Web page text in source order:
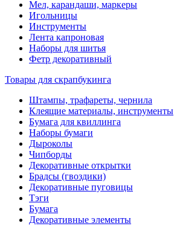
Мел, карандаши, маркеры
Игольницы
Инструменты
Лента капроновая
Наборы для шитья
Фетр декоративный
Товары для скрапбукинга
Штампы, трафареты, чернила
Клеящие материалы, инструменты
Бумага для квиллинга
Наборы бумаги
Дыроколы
Чипборды
Декоративные открытки
Брадсы (гвоздики)
Декоративные пуговицы
Тэги
Бумага
Декоративные элементы